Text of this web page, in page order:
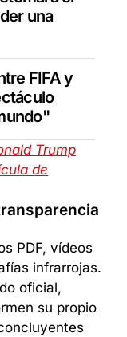
una
FIFA y
Trump
de
PDF, vídeos
infrarrojas.
oficial,
su propio